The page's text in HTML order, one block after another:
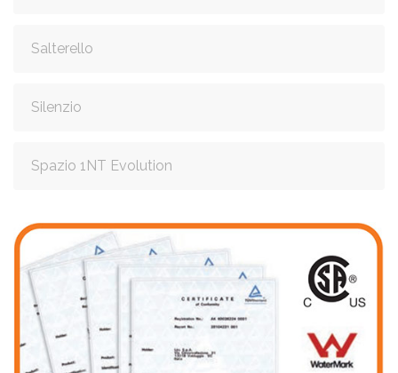
Salterello
Silenzio
Spazio 1NT Evolution